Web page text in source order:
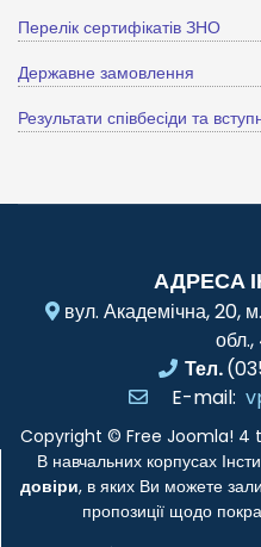
Перелік сертифікатів ЗНО
Державне замовлення
Результати співбесіди та
АДРЕСА
вул. Академічна, 20,
Тел.
E-mail:
Copyright © Free Joomla! 4
В навчальних корпусах
довіри, в яких Ви можете
пропозиції щодо